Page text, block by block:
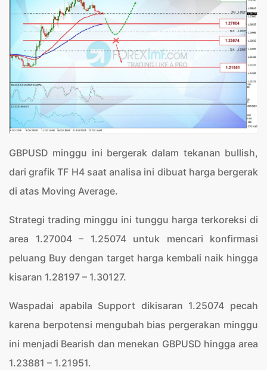
GBPUSD minggu ini bergerak dalam tekanan bullish,
dari grafik TF H4 saat analisa ini dibuat harga bergerak
di atas Moving Average.
Strategi trading minggu ini tunggu harga terkoreksi di
area 1.27004 – 1.25074 untuk mencari konfirmasi
peluang Buy dengan target harga kembali naik hingga
kisaran 1.28197 – 1.30127.
Waspadai apabila Support dikisaran 1.25074 pecah
karena berpotensi mengubah bias pergerakan minggu
ini menjadi Bearish dan menekan GBPUSD hingga area
1.23881 – 1.21951.